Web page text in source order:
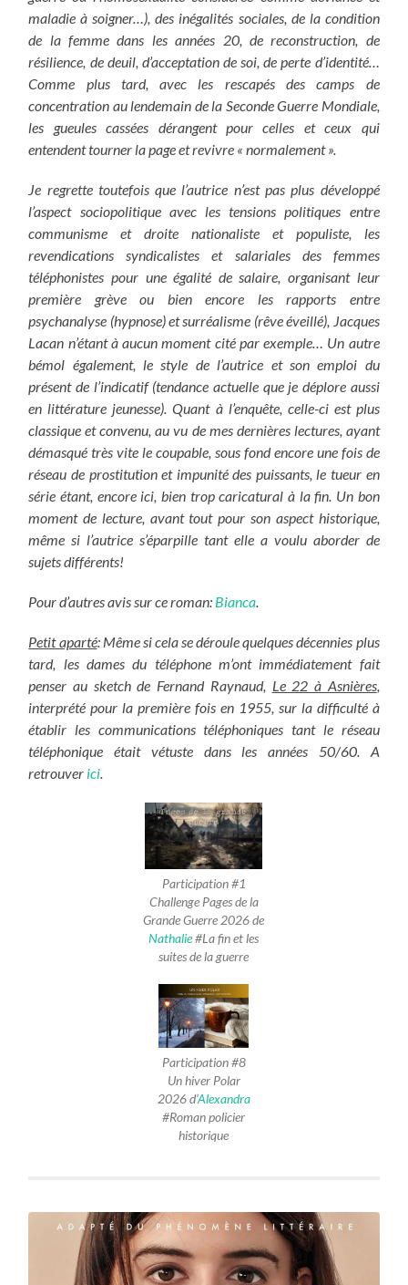
maladie à soigner…), des inégalités sociales, de la condition
de la femme dans les années 20, de reconstruction, de
résilience, de deuil, d’acceptation de soi, de perte d’identité…
Comme plus tard, avec les rescapés des camps de
concentration au lendemain de la Seconde Guerre Mondiale,
les gueules cassées dérangent pour celles et ceux qui
entendent tourner la page et revivre « normalement ».
Je regrette toutefois que l’autrice n’est pas plus développé
l’aspect sociopolitique avec les tensions politiques entre
communisme et droite nationaliste et populiste, les
revendications syndicalistes et salariales des femmes
téléphonistes pour une égalité de salaire, organisant leur
première grève ou bien encore les rapports entre
psychanalyse (hypnose) et surréalisme (rêve éveillé), Jacques
Lacan n’étant à aucun moment cité par exemple… Un autre
bémol également, le style de l’autrice et son emploi du
présent de l’indicatif (tendance actuelle que je déplore aussi
en littérature jeunesse).Quant à l’enquête, celle-ci est plus
classique et convenu, au vu de mes dernières lectures, ayant
démasqué très vite le coupable, sous fond encore une fois de
réseau de prostitution et impunité des puissants, le tueur en
série étant, encore ici, bien trop caricatural à la fin. Un bon
moment de lecture, avant tout pour son aspect historique,
même si l’autrice s’éparpille tant elle a voulu aborder de
sujets différents!
Pour d’autres avis sur ce roman: Bianca.
Petit aparté: Même si cela se déroule quelques décennies plus
tard, les dames du téléphone m’ont immédiatement fait
penser au sketch de Fernand Raynaud, Le 22 à Asnières,
interprété pour la première fois en 1955, sur la difficulté à
établir les communications téléphoniques tant le réseau
téléphonique était vétuste dans les années 50/60. A
retrouver ici.
Participation #1
Challenge Pages de la
Grande Guerre 2026 de
Nathalie#La fin et les
suites de la guerre
Participation #8
Un hiver Polar
2026 d’Alexandra
#Roman policier
historique